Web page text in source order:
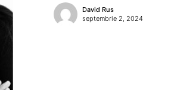
David Rus
septembrie 2, 2024